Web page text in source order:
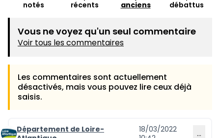
notés
récents
anciens
débattus
Vous ne voyez qu'un seul commentaire
Voir tous les commentaires
Les commentaires sont actuellement
désactivés, mais vous pouvez lire ceux déjà
saisis.
Département de Loire-
18/03/2022
…